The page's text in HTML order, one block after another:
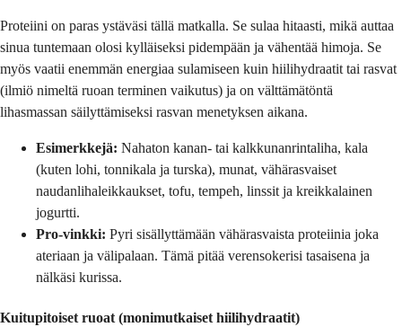
Proteiini on paras ystäväsi tällä matkalla. Se sulaa hitaasti, mikä auttaa
sinua tuntemaan olosi kylläiseksi pidempään ja vähentää himoja. Se
myös vaatii enemmän energiaa sulamiseen kuin hiilihydraatit tai rasvat
(ilmiö nimeltä ruoan terminen vaikutus) ja on välttämätöntä
lihasmassan säilyttämiseksi rasvan menetyksen aikana.
Esimerkkejä: Nahaton kanan- tai kalkkunanrintaliha, kala
(kuten lohi, tonnikala ja turska), munat, vähärasvaiset
naudanlihaleikkaukset, tofu, tempeh, linssit ja kreikkalainen
jogurtti.
Pro-vinkki: Pyri sisällyttämään vähärasvaista proteiinia joka
ateriaan ja välipalaan. Tämä pitää verensokerisi tasaisena ja
nälkäsi kurissa.
Kuitupitoiset ruoat (monimutkaiset hiilihydraatit)